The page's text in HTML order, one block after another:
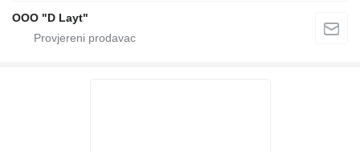
OOO "D Layt"